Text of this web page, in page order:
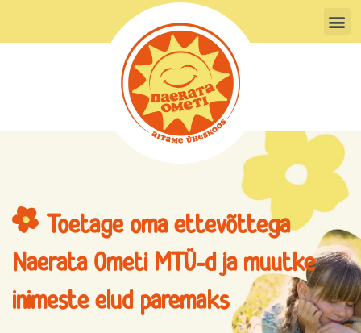
Toetage oma ettevõttega
Naerata Ometi MTÜ-d ja muutke
inimeste elud paremaks